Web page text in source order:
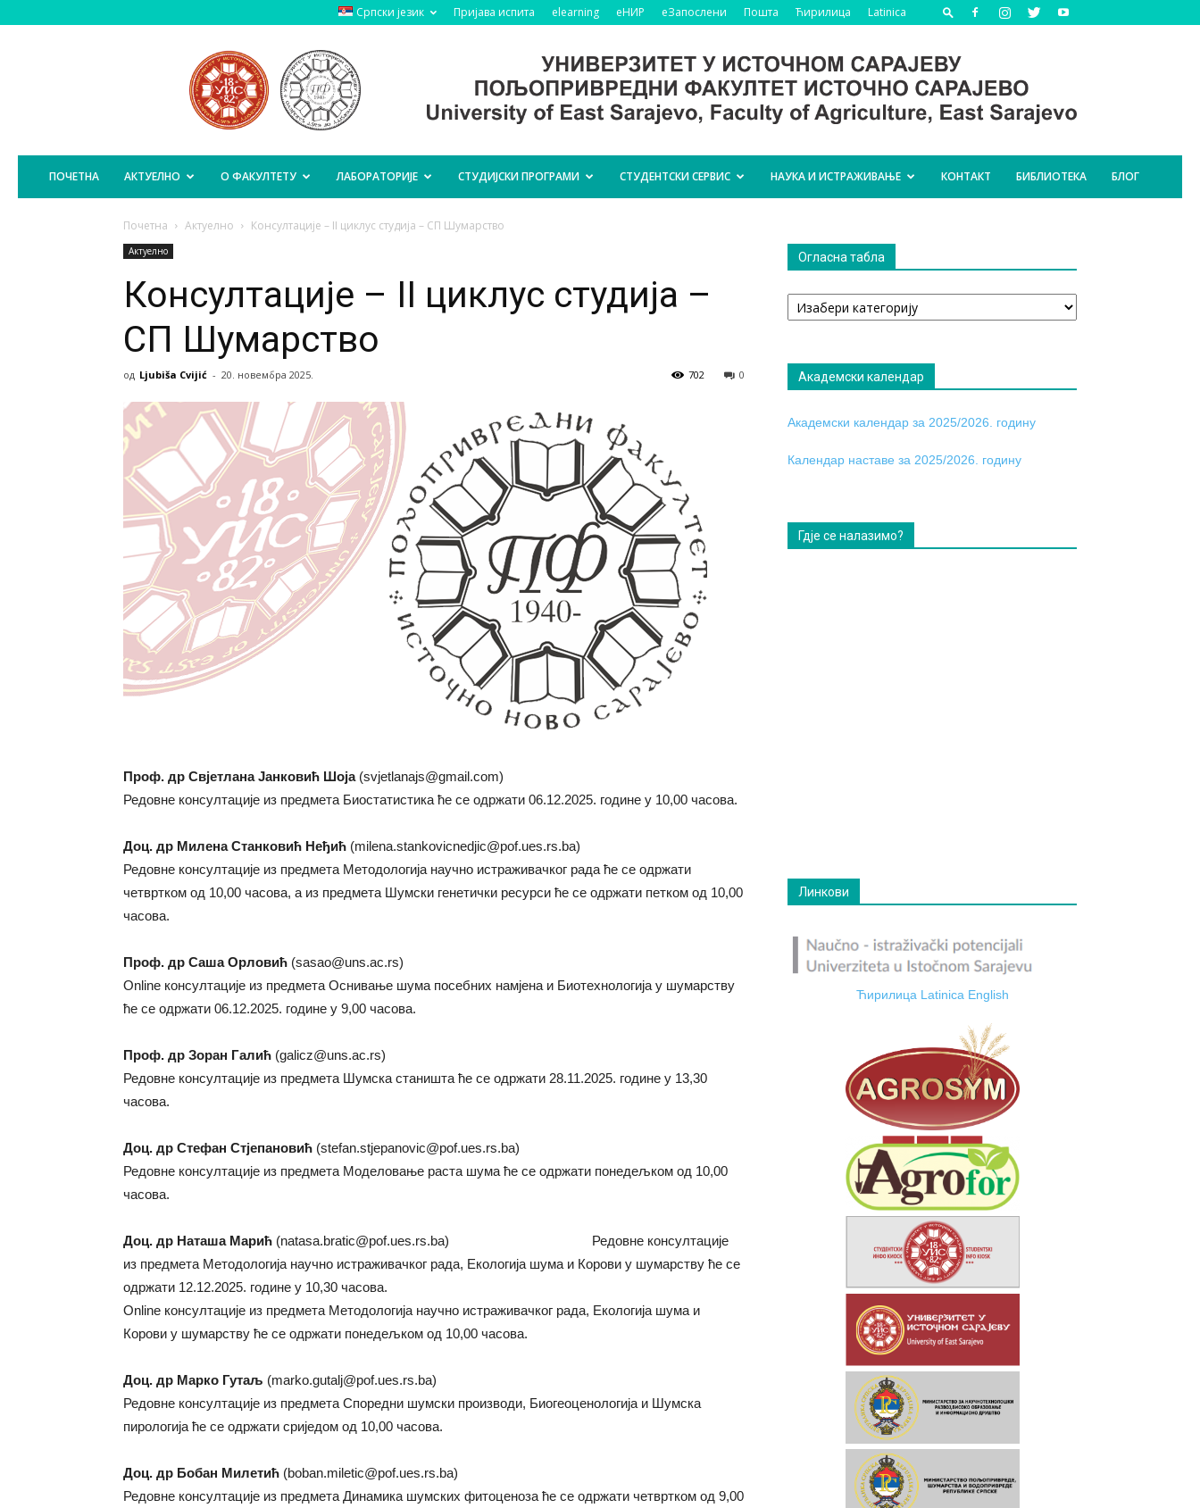
Српски језик Пријава испита elearning еНИР еЗапослени Пошта Ћирилица Latinica
Пољопривредни
Факултет
Источно
Сарајево
ПОЧЕТНА АКТУЕЛНО О ФАКУЛТЕТУ ЛАБОРАТОРИЈЕ СТУДИЈСКИ ПРОГРАМИ СТУДЕНТСКИ СЕРВИС НАУКА И ИСТРАЖИВАЊЕ КОНТАКТ БИБЛИОТЕКА БЛОГ
Почетна Актуелно Консултације – II циклус студија – СП Шумарство
Актуелно
Консултације – II циклус студија –
СП Шумарство
од Ljubiša Cvijić - 20. новембра 2025. 0
702
Проф. др Свјетлана Јанковић Шоја(svjetlanajs@gmail.com)
Редовне консултације из предмета Биостатистика ће се одржати 06.12.2025. године у 10,00 часова.
Доц. др Милена Станковић Неђић (milena.stankovicnedjic@pof.ues.rs.ba)
Редовне консултације из предмета Методологија научно истраживачког рада ће се одржати
четвртком од 10,00 часова, а из предмета Шумски генетички ресурси ће се одржати петком од 10,00
часова.
Проф. др Саша Орловић (sasao@uns.ac.rs)
Online консултације из предмета Оснивање шума посебних намјена и Биотехнологија у шумарству
ће се одржати 06.12.2025. године у 9,00 часова.
Проф. др Зоран Галић (galicz@uns.ac.rs)
Редовне консултације из предмета Шумска станишта ће се одржати 28.11.2025. године у 13,30
часова.
Доц. др Стефан Стјепановић (stefan.stjepanovic@pof.ues.rs.ba)
Редовне консултације из предмета Моделовање раста шума ће се одржати понедељком од 10,00
часова.
Доц. др Наташа Марић (natasa.bratic@pof.ues.rs.ba) Редовне консултације
из предмета Методологија научно истраживачког рада, Екологија шума и Корови у шумарству ће се
одржати 12.12.2025. године у 10,30 часова.
Online консултације из предмета Методологија научно истраживачког рада, Екологија шума и
Корови у шумарству ће се одржати понедељком од 10,00 часова.
Доц. др Марко Гутаљ (marko.gutalj@pof.ues.rs.ba)
Редовне консултације из предмета Споредни шумски производи, Биогеоценологија и Шумска
пирологија ће се одржати сриједом од 10,00 часова.
Доц. др Бобан Милетић (boban.miletic@pof.ues.rs.ba)
Редовне консултације из предмета Динамика шумских фитоценоза ће се одржати четвртком од 9,00
Огласна табла
Огласна
табла
Академски календар
Академски календар за 2025/2026. годину
Календар наставе за 2025/2026. годину
Гдје се налазимо?
Линкови
Ћирилица Latinica English